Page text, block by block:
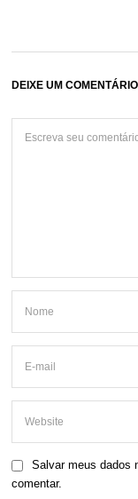
DEIXE UM COMENTÁRIO
Salvar meus dados
comentar.